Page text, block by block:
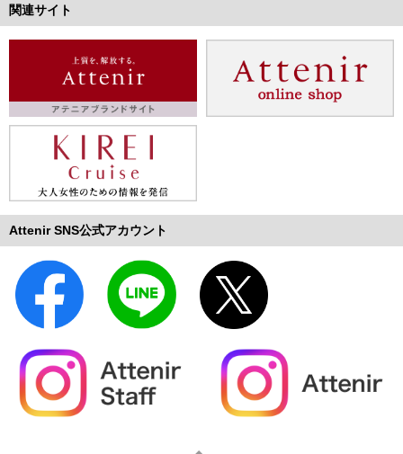
関連サイト
Attenir SNS公式アカウント